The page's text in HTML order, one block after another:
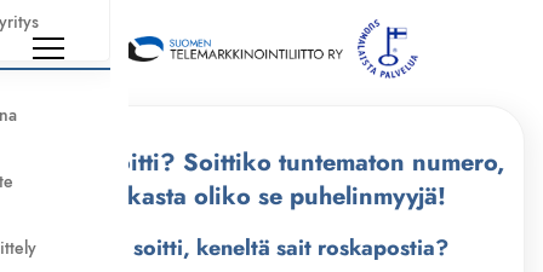
Kuka soitti? Soittiko tuntematon numero,
tarkasta oliko se puhelinmyyjä!
Kuka soitti, keneltä sait roskapostia?